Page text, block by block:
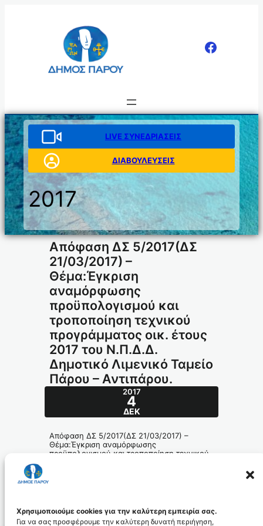
Χρησιμοποιούμε cookies για την καλύτερη εμπειρία σας.
Για να σας προσφέρουμε την καλύτερη δυνατή περιήγηση,
LIVE ΣΥΝΕΔΡΙΑΣΕΙΣ
ΔΙΑΒΟΥΛΕΥΣΕΙΣ
2017
Απόφαση ΔΣ 5/2017(ΔΣ
21/03/2017) –
Θέμα:Έγκριση
αναμόρφωσης
προϋπολογισμού και
τροποποίηση τεχνικού
προγράμματος οικ. έτους
2017 του Ν.Π.Δ.Δ.
Δημοτικό Λιμενικό Ταμείο
Πάρου – Αντιπάρου.
2017
4
ΔΕΚ
Απόφαση ΔΣ 5/2017(ΔΣ 21/03/2017) –
Θέμα:Έγκριση αναμόρφωσης
προϋπολογισμού και τροποποίηση τεχνικού
80-2017_id4963